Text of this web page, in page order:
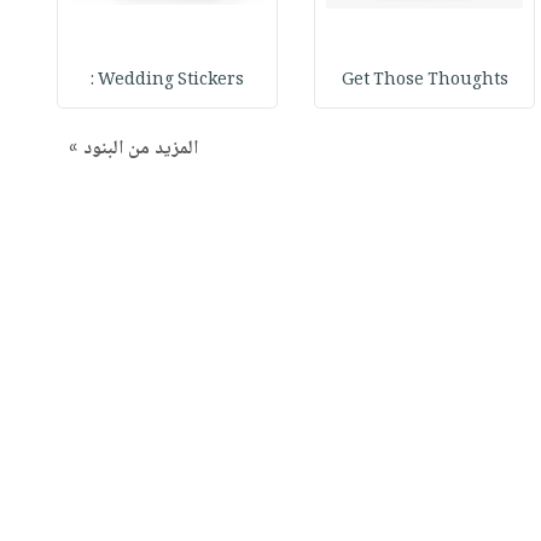
Get Those Thoughts
Wedding Stickers :
المزيد من البنود »